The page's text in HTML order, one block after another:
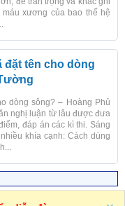
xương của bao thế hệ
đặt tên cho dòng
dòng sông? – Hoàng Phủ
nghị luận từ lâu được đưa
đáp án các kì thi. Sáng
khía cạnh: Cách dùng